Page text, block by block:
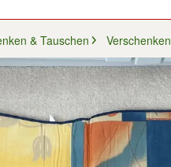
& Tauschen Verschenken